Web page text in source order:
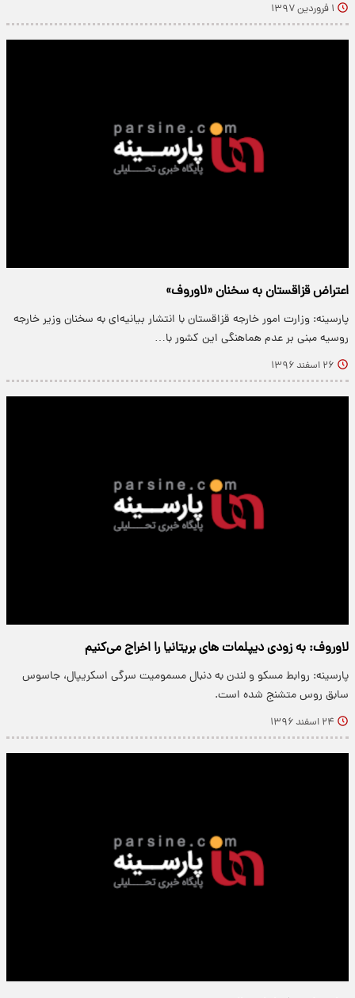
۱ فروردین ۱۳۹۷
اعتراض قزاقستان به سخنان «لاوروف»
پارسینه: وزارت امور خارجه قزاقستان با انتشار بیانیه‌ای به سخنان وزیر خارجه
روسیه مبنی بر عدم هماهنگی این کشور با…
۲۶ اسفند ۱۳۹۶
لاوروف: به زودی دیپلمات های بریتانیا را اخراج می‌کنیم
پارسینه: روابط مسکو و لندن به دنبال مسمومیت سرگی اسکریپال، جاسوس
سابق روس متشنج شده است.
۲۴ اسفند ۱۳۹۶